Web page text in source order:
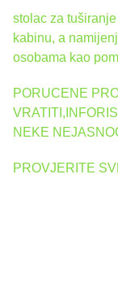
stolac za
kabinu, a
osobama kao
PORUCENE
NEKE
PROVJERITE